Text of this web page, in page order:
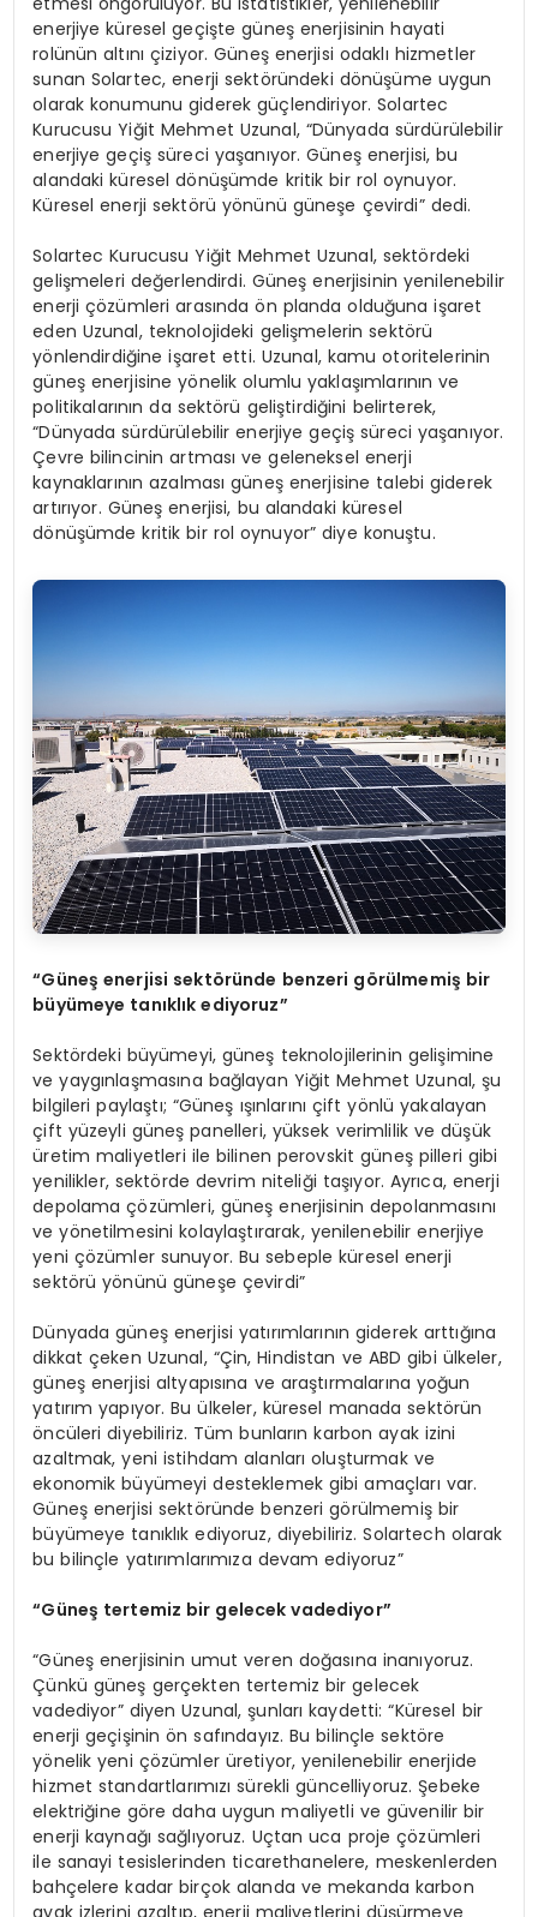
enerjiye küresel geçişte güneş enerjisinin hayati
rolünün altını çiziyor. Güneş enerjisi odaklı hizmetler
sunan Solartec, enerji sektöründeki dönüşüme uygun
olarak konumunu giderek güçlendiriyor. Solartec
Kurucusu Yiğit Mehmet Uzunal, “Dünyada sürdürülebilir
enerjiye geçiş süreci yaşanıyor. Güneş enerjisi, bu
alandaki küresel dönüşümde kritik bir rol oynuyor.
Küresel enerji sektörü yönünü güneşe çevirdi” dedi.
Solartec Kurucusu Yiğit Mehmet Uzunal, sektördeki
gelişmeleri değerlendirdi. Güneş enerjisinin yenilenebilir
enerji çözümleri arasında ön planda olduğuna işaret
eden Uzunal, teknolojideki gelişmelerin sektörü
yönlendirdiğine işaret etti. Uzunal, kamu otoritelerinin
güneş enerjisine yönelik olumlu yaklaşımlarının ve
politikalarının da sektörü geliştirdiğini belirterek,
“Dünyada sürdürülebilir enerjiye geçiş süreci yaşanıyor.
Çevre bilincinin artması ve geleneksel enerji
kaynaklarının azalması güneş enerjisine talebi giderek
artırıyor. Güneş enerjisi, bu alandaki küresel
dönüşümde kritik bir rol oynuyor” diye konuştu.
“Güneş enerjisi sektöründe benzeri görülmemiş bir
büyümeye tanıklık ediyoruz”
Sektördeki büyümeyi, güneş teknolojilerinin gelişimine
ve yaygınlaşmasına bağlayan Yiğit Mehmet Uzunal, şu
bilgileri paylaştı; “Güneş ışınlarını çift yönlü yakalayan
çift yüzeyli güneş panelleri, yüksek verimlilik ve düşük
üretim maliyetleri ile bilinen perovskit güneş pilleri gibi
yenilikler, sektörde devrim niteliği taşıyor. Ayrıca, enerji
depolama çözümleri, güneş enerjisinin depolanmasını
ve yönetilmesini kolaylaştırarak, yenilenebilir enerjiye
yeni çözümler sunuyor. Bu sebeple küresel enerji
sektörü yönünü güneşe çevirdi”
Dünyada güneş enerjisi yatırımlarının giderek arttığına
dikkat çeken Uzunal, “Çin, Hindistan ve ABD gibi ülkeler,
güneş enerjisi altyapısına ve araştırmalarına yoğun
yatırım yapıyor. Bu ülkeler, küresel manada sektörün
öncüleri diyebiliriz. Tüm bunların karbon ayak izini
azaltmak, yeni istihdam alanları oluşturmak ve
ekonomik büyümeyi desteklemek gibi amaçları var.
Güneş enerjisi sektöründe benzeri görülmemiş bir
büyümeye tanıklık ediyoruz, diyebiliriz. Solartech olarak
bu bilinçle yatırımlarımıza devam ediyoruz”
“Güneş tertemiz bir gelecek vadediyor”
“Güneş enerjisinin umut veren doğasına inanıyoruz.
Çünkü güneş gerçekten tertemiz bir gelecek
vadediyor” diyen Uzunal, şunları kaydetti: “Küresel bir
enerji geçişinin ön safındayız. Bu bilinçle sektöre
yönelik yeni çözümler üretiyor, yenilenebilir enerjide
hizmet standartlarımızı sürekli güncelliyoruz. Şebeke
elektriğine göre daha uygun maliyetli ve güvenilir bir
enerji kaynağı sağlıyoruz. Uçtan uca proje çözümleri
ile sanayi tesislerinden ticarethanelere, meskenlerden
bahçelere kadar birçok alanda ve mekanda karbon
ayak izlerini azaltıp, enerji maliyetlerini düşürmeye